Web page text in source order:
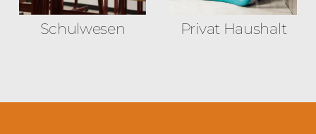
Schulwesen Privat Haushalt